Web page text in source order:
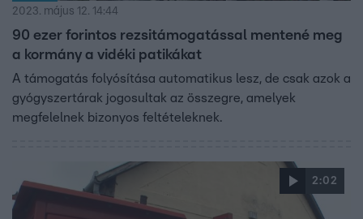
2023. május 12. 14:44
90 ezer forintos rezsitámogatással mentené meg
a kormány a vidéki patikákat
A támogatás folyósítása automatikus lesz, de csak azok a
gyógyszertárak jogosultak az összegre, amelyek
megfelelnek bizonyos feltételeknek.
2:02